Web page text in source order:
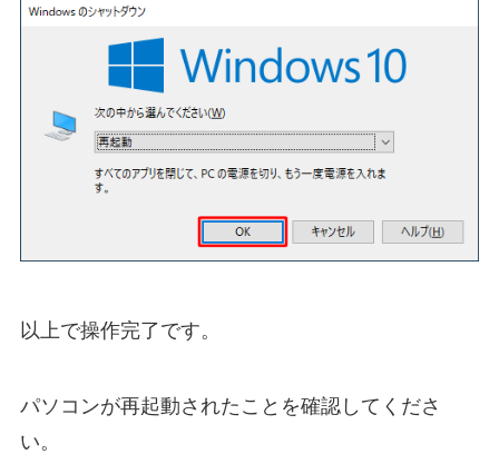
以上で操作完了です。
パソコンが再起動されたことを確認してくださ
い。